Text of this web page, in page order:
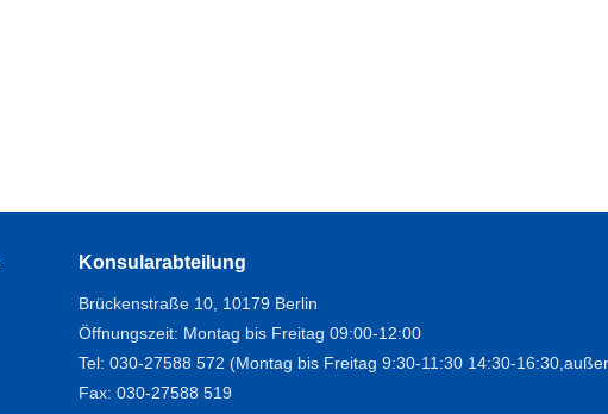
Konsularabteilung
Brückenstraße 10, 10179 Berlin
Öffnungszeit: Montag bis Freitag 09:00-12:00
Tel: 030-27588 572 (Montag bis Freitag 9:30-11:30 14:30-
Fax: 030-27588 519